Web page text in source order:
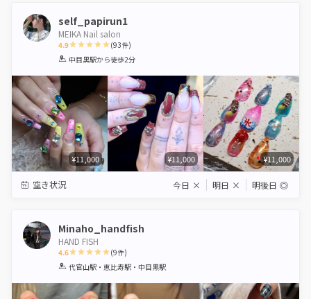
self_papirun1
MEIKA Nail salon
4.9
1 2 3 4 5
(93件)
中目黒駅から徒歩2分
¥11,000 ¥11,000 ¥11,000
空き状況 今日 × 明日 × 明後日 ◎
Minaho_handfish
HAND FISH
4.6
1 2 3 4
5
(9件)
代官山駅・恵比寿駅・中目黒駅